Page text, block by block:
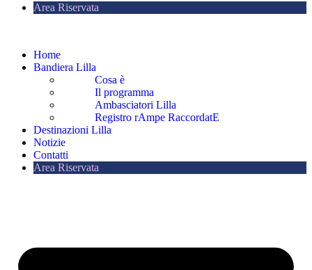
Area Riservata
Home
Bandiera Lilla
Cosa è
Il programma
Ambasciatori Lilla
Registro rAmpe RaccordatE
Destinazioni Lilla
Notizie
Contatti
Area Riservata